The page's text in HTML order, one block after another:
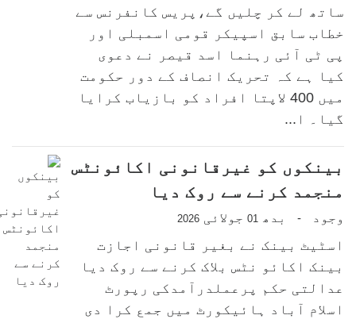
ساتھ لے کر چلیں گے،پریس کانفرنس سے
خطاب سابق اسپیکر قومی اسمبلی اور
پی ٹی آئی رہنما اسد قیصر نے دعوی
کیا ہے کہ تحریک انصاف کے دور حکومت
میں 400 لاپتا افراد کو بازیاب کرایا
گیا۔ ا...
بینکوں کو غیرقانونی اکائونٹس
منجمد کرنے سے روک دیا
وجود - بدھ 01 جولائی 2026
اسٹیٹ بینک نے بغیر قانونی اجازت
بینک اکائو نٹس بلاک کرنے سے روک دیا
عدالتی حکم پرعملدرآمدکی رپورٹ
اسلام آباد ہائیکورٹ میں جمع کرا دی